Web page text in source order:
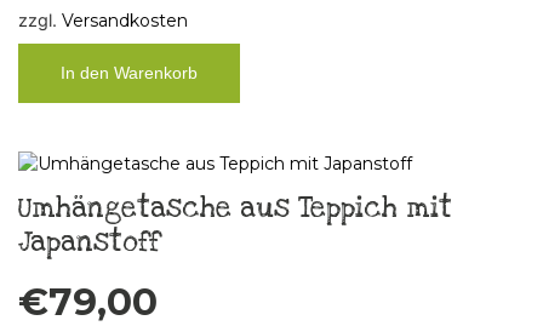
zzgl. Versandkosten
In den Warenkorb
Umhängetasche aus Teppich mit
Japanstoff
€79,00